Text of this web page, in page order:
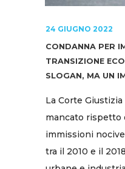
24 GIUGNO 2022
CONDANNA PER
TRANSIZIONE
SLOGAN, MA UN
La Corte
mancato rispetto
immissioni
tra il 2010 e il